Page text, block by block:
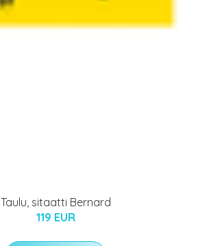
Taulu, sitaatti Bernard
119 EUR